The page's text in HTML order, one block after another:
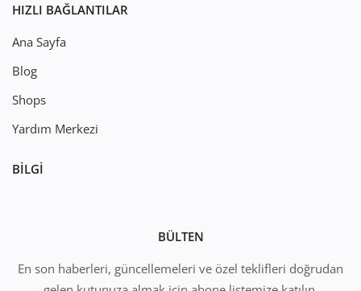
HIZLI BAĞLANTILAR
Ana Sayfa
Blog
Shops
Yardım Merkezi
BILGI
BÜLTEN
En son haberleri, güncellemeleri ve özel teklifleri doğrudan